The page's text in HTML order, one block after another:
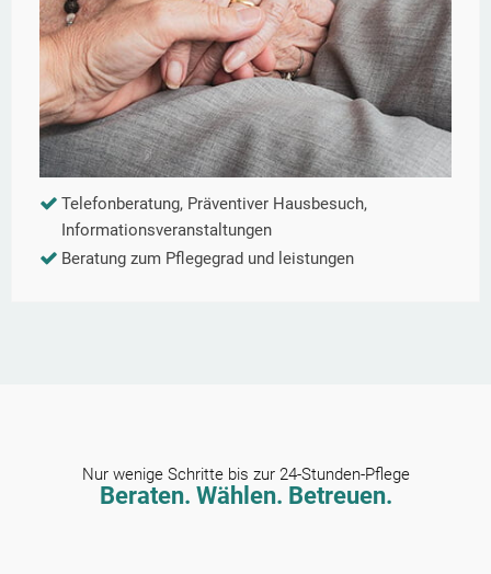
Telefonberatung, Präventiver Hausbesuch,
Informationsveranstaltungen
Beratung zum Pflegegrad und leistungen
Nur wenige Schritte bis zur 24-Stunden-Pflege
Beraten. Wählen. Betreuen.